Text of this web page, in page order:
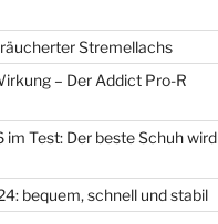
Stremellachs
– Der Addict Pro-R
im Test: Der beste Schuh wird
bequem, schnell und stabil